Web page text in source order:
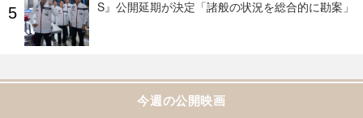
S』公開延期が決定「諸般の状況を総合的に勘案」
今週の公開映画